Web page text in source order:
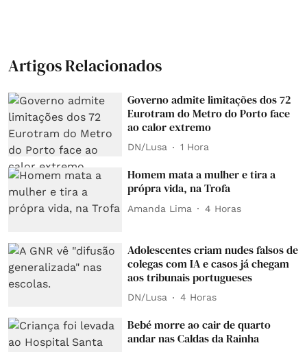
Artigos Relacionados
Governo admite limitações dos 72
Eurotram do Metro do Porto face
ao calor extremo
DN/Lusa 1 Hora
Homem mata a mulher e tira a
própra vida, na Trofa
Amanda Lima 4 Horas
Adolescentes criam nudes falsos de
colegas com IA e casos já chegam
aos tribunais portugueses
DN/Lusa 4 Horas
Bebé morre ao cair de quarto
andar nas Caldas da Rainha